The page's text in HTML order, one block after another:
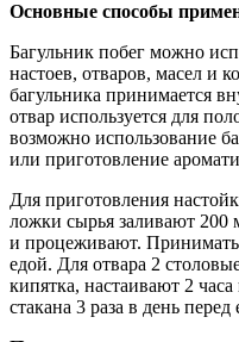
Основные способы
Багульник побег можно
настоев, отваров, масел и
багульника принимается
отвар используется для
возможно использование
или приготовление
Для приготовления
ложки сырья заливают 200
и процеживают. Принимать
едой. Для отвара 2
кипятка, настаивают 2
стакана 3 раза в день перед